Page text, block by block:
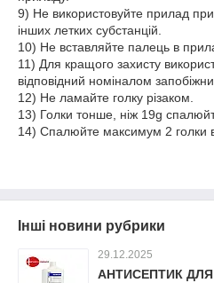
9) Не використовуйте прилад при
інших летких субстанцій.
10) Не вставляйте палець в
11) Для кращого захисту
відповідний номіналом
12) Не ламайте голку різаком.
13) Голки тонше, ніж 19g
14) Спалюйте максимум 2 голки
Інші новини рубрики
29.12.2025
АНТИСЕПТИК ДЛЯ